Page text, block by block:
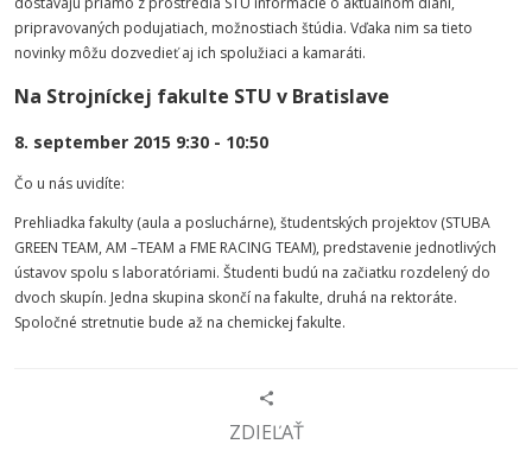
pripravovaných podujatiach, možnostiach štúdia. Vďaka nim sa tieto
novinky môžu dozvedieť aj ich spolužiaci a kamaráti.
Na Strojníckej fakulte STU v Bratislave
8. september 2015 9:30 - 10:50
Čo u nás uvidíte:
Prehliadka fakulty (aula a posluchárne), študentských projektov (STUBA
GREEN TEAM, AM –TEAM a FME RACING TEAM), predstavenie jednotlivých
ústavov spolu s laboratóriami. Študenti budú na začiatku rozdelený do
dvoch skupín. Jedna skupina skončí na fakulte, druhá na rektoráte.
Spoločné stretnutie bude až na chemickej fakulte.
ZDIEĽAŤ